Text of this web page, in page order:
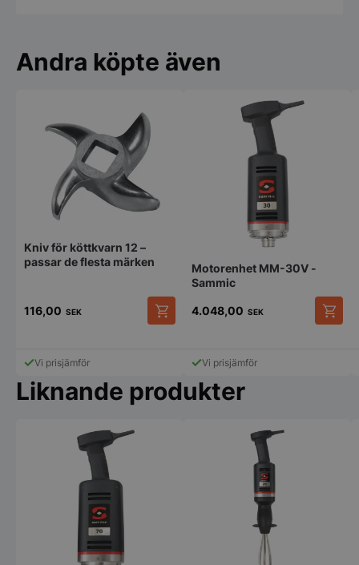
Andra köpte även
Kniv för köttkvarn 12 –
passar de flesta märken
116,00 SEK
Vi prisjämför
Motorenhet MM-30V -
Sammic
4.048,00 SEK
Vi prisjämför
Liknande produkter